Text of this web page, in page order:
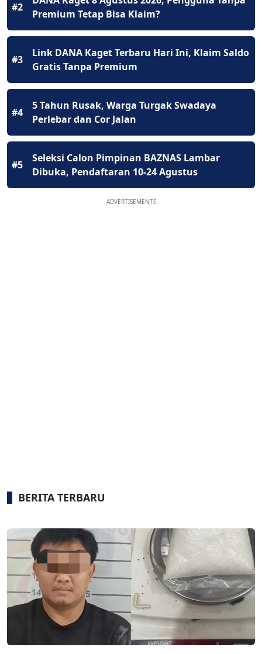
#2
Premium Tetap Bisa Klaim?
#3
Link DANA Kaget Terbaru Hari Ini, Klaim Saldo
Gratis Tanpa Premium
#4
5 Tahun Rusak, Warga Turgak Swadaya
Perlebar dan Cor Jalan
#5
Seleksi Calon Pimpinan BAZNAS Lambar
Dibuka, Pendaftaran 10-24 Agustus
ADVERTISEMENTS
BERITA TERBARU